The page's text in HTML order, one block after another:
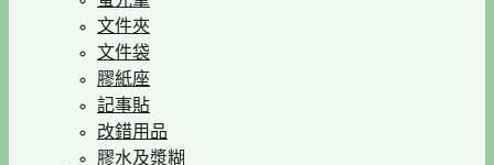
文件夾
文件袋
膠紙座
記事貼
改錯用品
膠水及漿糊